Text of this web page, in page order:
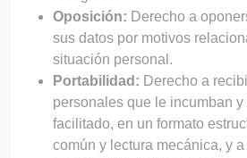
Oposición: Derecho a
sus datos por motivos
situación personal.
Portabilidad: Derecho a
personales que le incumban
facilitado, en un formato
común y lectura mecánica, y